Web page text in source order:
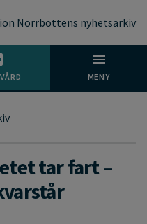
Norrbottens nyhetsarkiv
MENY
tar fart –